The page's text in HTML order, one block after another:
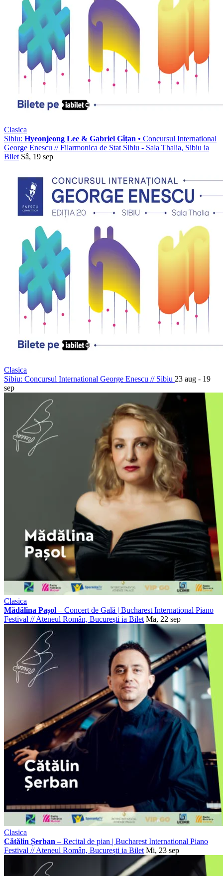
Clasica
Sibiu: Hyeonjeong Lee & Gabriel Gîțan • Concursul International
George Enescu //Filarmonica de Stat Sibiu - Sala Thalia, Sibiu ia
Bilet Sâ, 19 sep
Clasica
Sibiu: Concursul International George Enescu //Sibiu 23 aug - 19
sep
Clasica
Mădălina Pașol – Concert de Gală | Bucharest International Piano
Festival //Ateneul Român, București ia Bilet Ma, 22 sep
Clasica
Cătălin Șerban – Recital de pian | Bucharest International Piano
Festival //Ateneul Român, București ia Bilet Mi, 23 sep